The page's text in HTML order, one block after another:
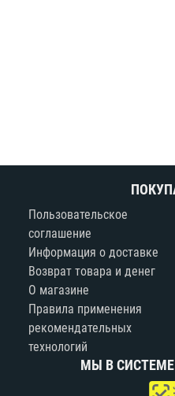
Пользовательское
соглашение
Информация о доставке
Возврат товара и денег
О магазине
Правила применения
рекомендательных
технологий
МЫ В